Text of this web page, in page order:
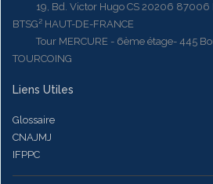
19, Bd. Victor Hugo CS 20206 87006
BTSG² HAUT-DE-FRANCE
Tour MERCURE - 6ème étage- 445
TOURCOING
Liens Utiles
Glossaire
CNAJMJ
IFPPC